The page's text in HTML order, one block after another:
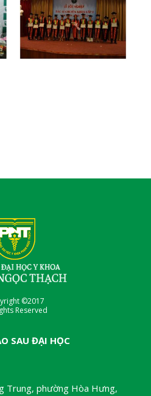
©2017
Reserved
SAU ĐẠI HỌC
Trung, phường Hòa Hưng,